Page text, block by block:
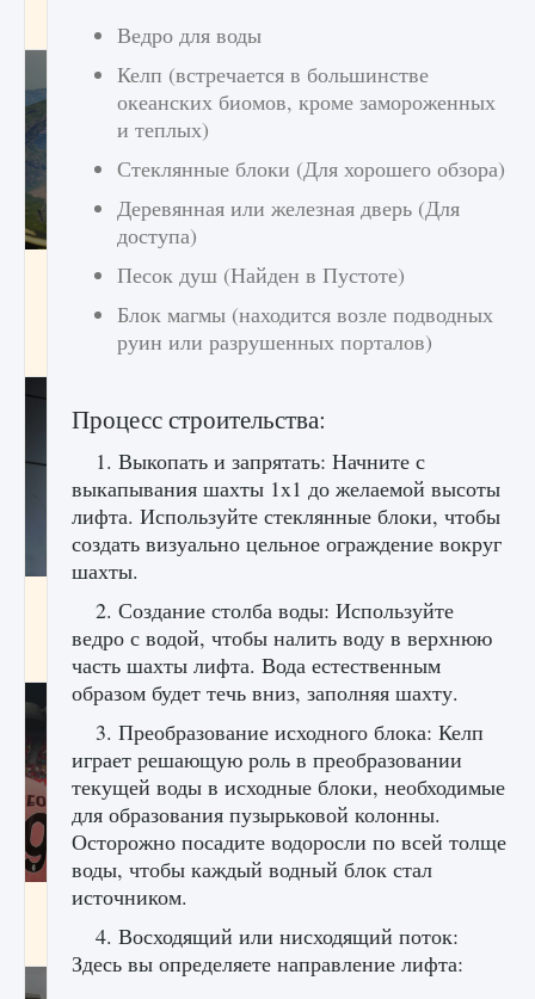
9 августа 2024
Как исправить ошибку Palworld EPalworld
«Идет сохранение мира — Невозможно
начать сохранение данных мира»
9 августа 2024 2 711 0 0
Все новые функции в режиме карьеры EA
9 августа 2024 2 096
Входят ли «Милан» и «Интер» в EA FC 25
9 августа 2024 2 064 0 1
Ведро для воды
Келп (встречается в большинстве
океанских биомов, кроме замороженных
и теплых)
Стеклянные блоки (Для хорошего обзора)
Деревянная или железная дверь (Для
доступа)
Песок душ (Найден в Пустоте)
Блок магмы (находится возле подводных
руин или разрушенных порталов)
Процесс строительства:
1. Выкопать и запрятать: Начните с
выкапывания шахты 1x1 до желаемой высоты
лифта. Используйте стеклянные блоки, чтобы
создать визуально цельное ограждение вокруг
шахты.
2. Создание столба воды: Используйте
ведро с водой, чтобы налить воду в верхнюю
часть шахты лифта. Вода естественным
образом будет течь вниз, заполняя шахту.
3. Преобразование исходного блока: Келп
играет решающую роль в преобразовании
текущей воды в исходные блоки, необходимые
для образования пузырьковой колонны.
Осторожно посадите водоросли по всей толще
воды, чтобы каждый водный блок стал
источником.
4. Восходящий или нисходящий поток:
Здесь вы определяете направление лифта: